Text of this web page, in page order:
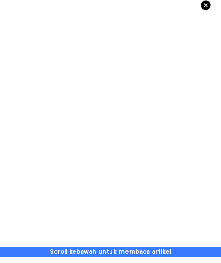
Scroll kebawah untuk membaca artikel